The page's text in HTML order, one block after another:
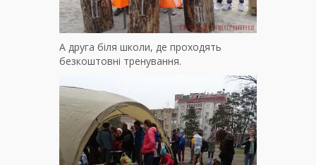
А друга біля школи, де проходять
безкоштовні тренування.